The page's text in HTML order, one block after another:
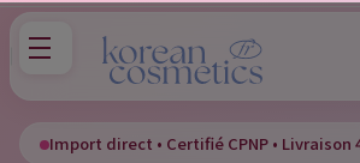
Import direct • Certifié CPNP • Livraison
Sign in